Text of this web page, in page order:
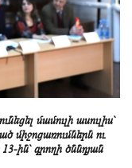
մամուլի ասուլիս՝
միջոցառումներն ու
ին՝ գրողի ծննդյան